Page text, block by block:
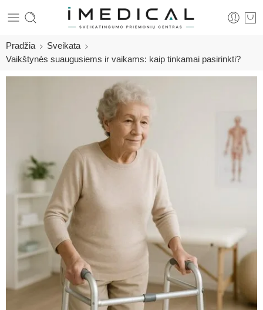
Pradžia
Sveikata
Vaikštynės suaugusiems ir vaikams: kaip tinkamai pasirinkti?